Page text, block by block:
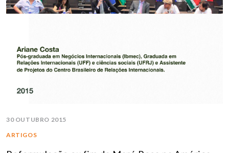
30 OUTUBRO 2015
ARTIGOS